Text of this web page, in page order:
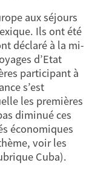
aux séjours
Ils ont été
déclaré à la mi-
d’Etat
participant à
s’est
les premières
diminué ces
économiques
voir les
Cuba).